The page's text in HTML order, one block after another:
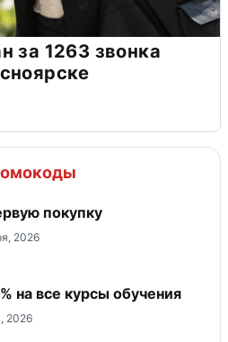
за 1263 звонка
покупку
2026
на все курсы обучения
2026